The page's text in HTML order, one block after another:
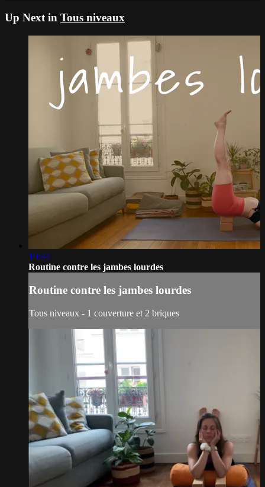
Up Next in Tous niveaux
19:44
Routine contre les jambes lourdes
Routine contre les jambes lourdes
Tous niveaux - 1 couverture et 2 briques